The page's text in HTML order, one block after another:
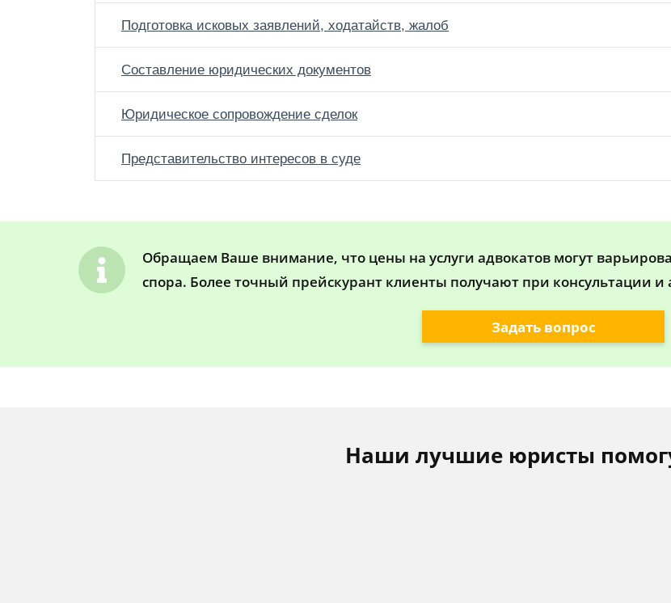
Подготовка исковых заявлений, ходатайств, жалоб
Составление юридических документов
Юридическое сопровождение сделок
Представительство интересов в суде
Обращаем Ваше внимание, что цены на услуги адвокатов могут
спора. Более точный прейскурант клиенты получают при консультации и
Задать вопрос
Наши лучшие юристы